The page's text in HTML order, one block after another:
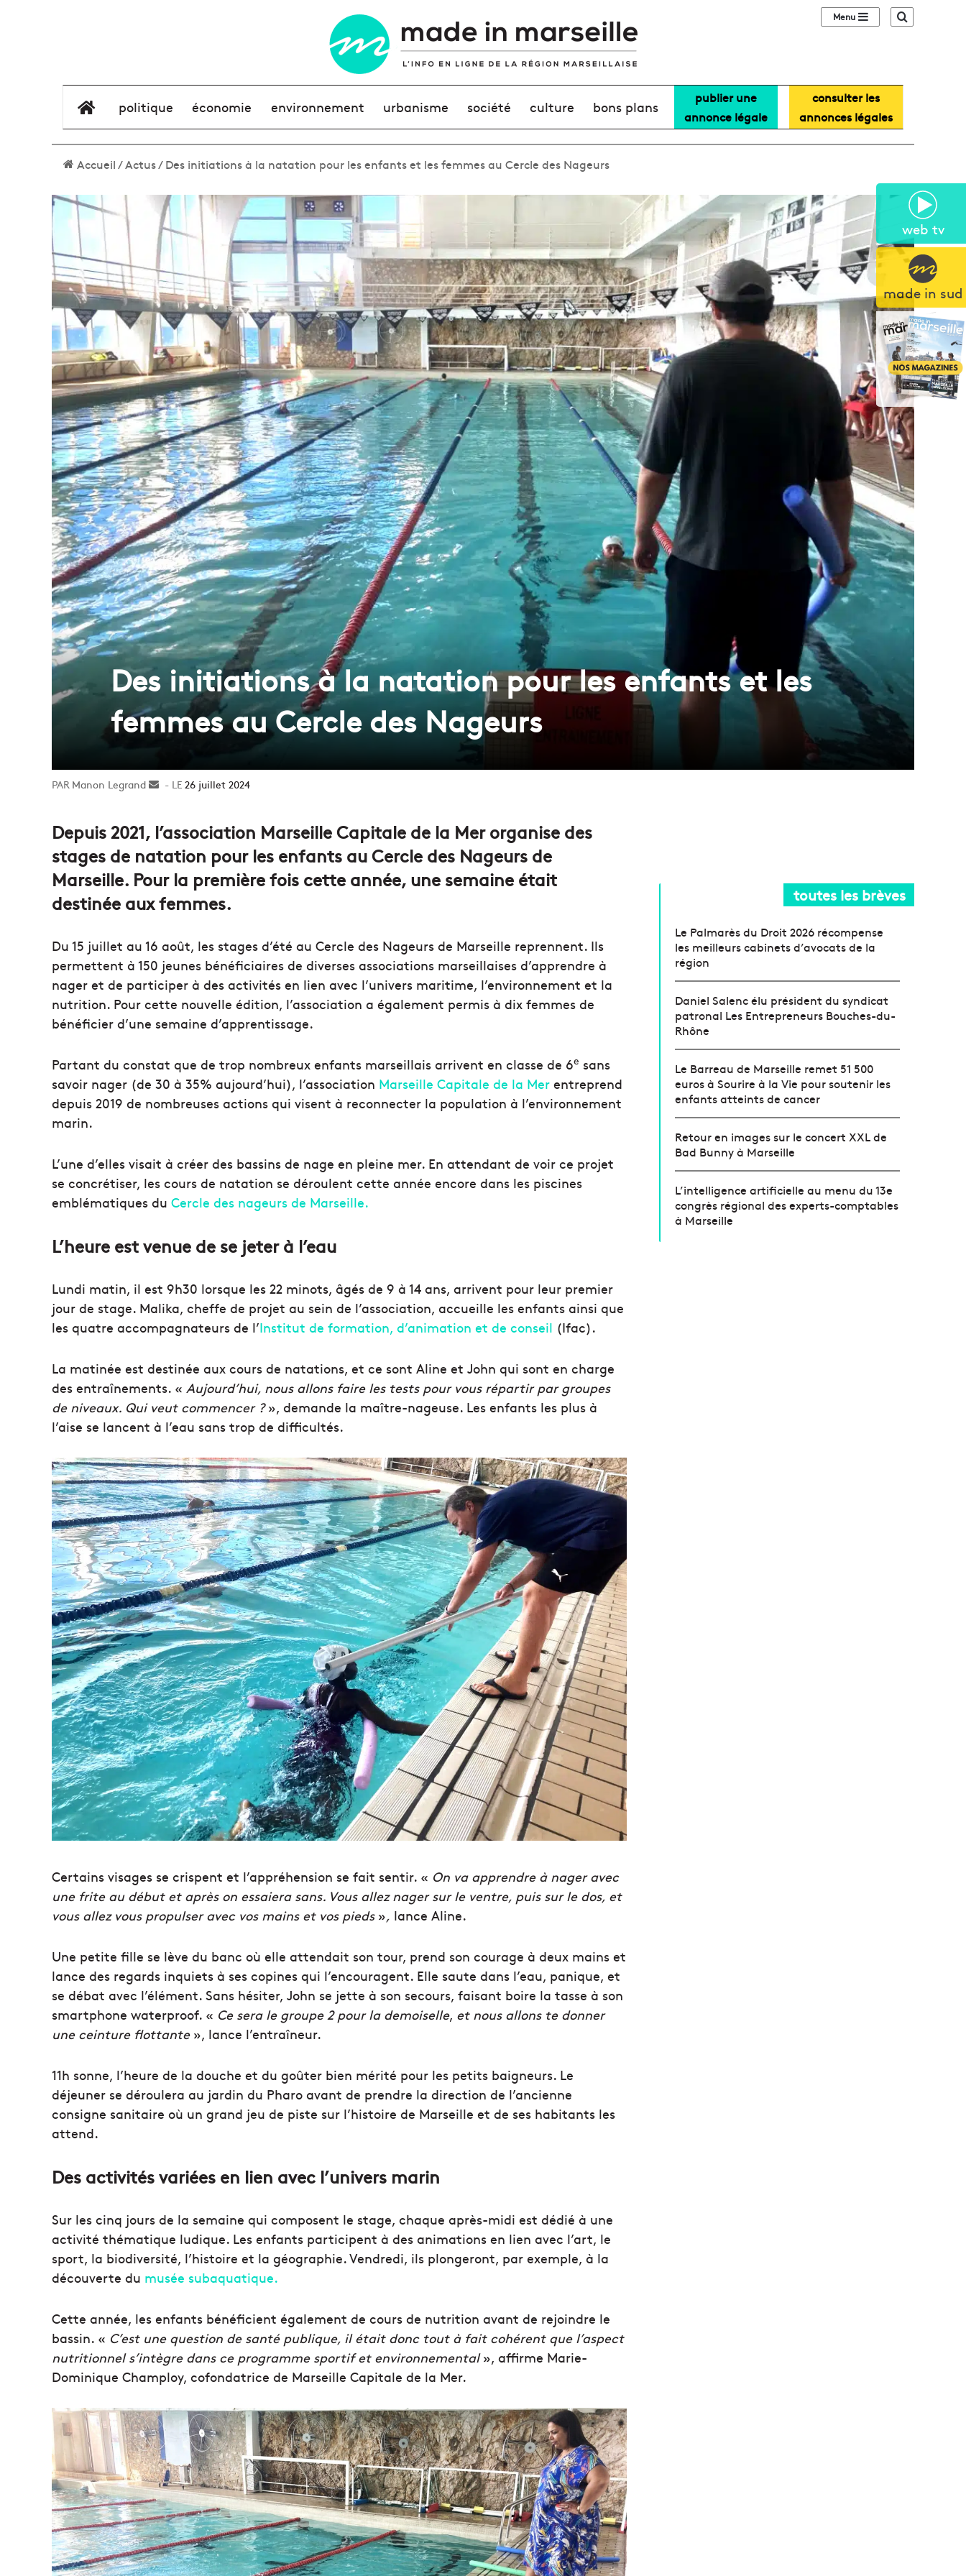
web tv
made in sud
Sidebar (barre
élément de menu
politique économie environnement urbanisme société culture bons plans
publier une
annonce légale
consulter les
annonces légales
Accueil/Actus/Des initiations à la natation pour les enfants et les femmes au Cercle des Nageurs
Des initiations à la natation pour les enfants et les
femmes au Cercle des Nageurs
Manon Legrand
Envoyer26 juillet 2024
Depuis 2021, l’association Marseille Capitale de la Mer organise des
stages de natation pour les enfants au Cercle des Nageurs de
Marseille. Pour la première fois cette année, une semaine était
destinée aux femmes.
Du 15 juillet au 16 août, les stages d’été au Cercle des Nageurs de Marseille reprennent. Ils
permettent à 150 jeunes bénéficiaires de diverses associations marseillaises d’apprendre à
nager et de participer à des activités en lien avec l’univers maritime, l’environnement et la
nutrition. Pour cette nouvelle édition, l’association a également permis à dix femmes de
bénéficier d’une semaine d’apprentissage.
Partant du constat que de trop nombreux enfants marseillais arrivent en classe de 6e sans
savoir nager (de 30 à 35% aujourd’hui), l’association Marseille Capitale de la Mer entreprend
depuis 2019 de nombreuses actions qui visent à reconnecter la population à l’environnement
marin.
L’une d’elles visait à créer des bassins de nage en pleine mer. En attendant de voir ce projet
se concrétiser, les cours de natation se déroulent cette année encore dans les piscines
emblématiques du Cercle des nageurs de Marseille.
L’heure est venue de se jeter à l’eau
Lundi matin, il est 9h30 lorsque les 22 minots, âgés de 9 à 14 ans, arrivent pour leur premier
jour de stage. Malika, cheffe de projet au sein de l’association, accueille les enfants ainsi que
les quatre accompagnateurs de l’Institut de formation, d’animation et de conseil (Ifac).
La matinée est destinée aux cours de natations, et ce sont Aline et John qui sont en charge
des entraînements. « Aujourd’hui, nous allons faire les tests pour vous répartir par groupes
de niveaux. Qui veut commencer ?», demande la maître-nageuse. Les enfants les plus à
l’aise se lancent à l’eau sans trop de difficultés.
Certains visages se crispent et l’appréhension se fait sentir. « On va apprendre à nager avec
une frite au début et après on essaiera sans. Vous allez nager sur le ventre, puis sur le dos, et
vous allez vous propulser avec vos mains et vos pieds », lance Aline.
Une petite fille se lève du banc où elle attendait son tour, prend son courage à deux mains et
lance des regards inquiets à ses copines qui l’encouragent. Elle saute dans l’eau, panique, et
se débat avec l’élément. Sans hésiter, John se jette à son secours, faisant boire la tasse à son
smartphone waterproof. « Ce sera le groupe 2 pour la demoiselle, et nous allons te donner
une ceinture flottante», lance l’entraîneur.
11h sonne, l’heure de la douche et du goûter bien mérité pour les petits baigneurs. Le
déjeuner se déroulera au jardin du Pharo avant de prendre la direction de l’ancienne
consigne sanitaire où un grand jeu de piste sur l’histoire de Marseille et de ses habitants les
attend.
Des activités variées en lien avec l’univers marin
Sur les cinq jours de la semaine qui composent le stage, chaque après-midi est dédié à une
activité thématique ludique. Les enfants participent à des animations en lien avec l’art, le
sport, la biodiversité, l’histoire et la géographie. Vendredi, ils plongeront, par exemple, à la
découverte du musée subaquatique.
Cette année, les enfants bénéficient également de cours de nutrition avant de rejoindre le
bassin. « C’est une question de santé publique, il était donc tout à fait cohérent que l’aspect
nutritionnel s’intègre dans ce programme sportif et environnemental», affirme Marie-
Dominique Champloy, cofondatrice de Marseille Capitale de la Mer.
toutes les brèves
Le Palmarès du Droit 2026 récompense
les meilleurs cabinets d’avocats de la
région
Daniel Salenc élu président du syndicat
patronal Les Entrepreneurs Bouches-du-
Rhône
Le Barreau de Marseille remet 51 500
euros à Sourire à la Vie pour soutenir les
enfants atteints de cancer
Retour en images sur le concert XXL de
Bad Bunny à Marseille
L’intelligence artificielle au menu du 13e
congrès régional des experts-comptables
à Marseille